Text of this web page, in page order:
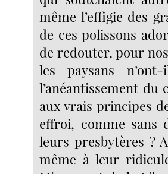
même l’effigie des
de ces polissons
de redouter, pour nos
les paysans
l’anéantissement
aux vrais principes
effroi, comme sans
leurs presbytères ?
même à leur